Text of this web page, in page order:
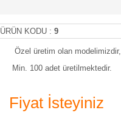
ÜRÜN KODU : 9
Özel üretim olan modelimizdir,
Min. 100 adet üretilmektedir.
Fiyat İsteyiniz